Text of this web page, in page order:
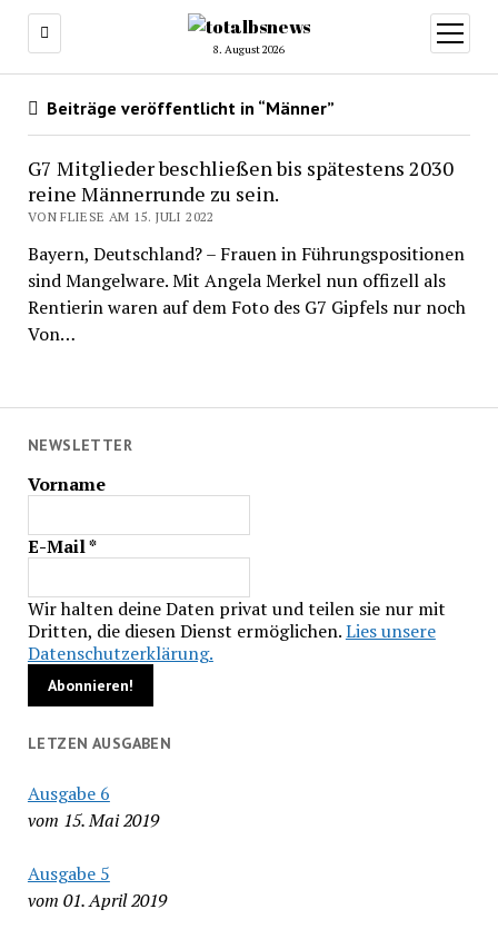
8. August 2026
Menü
öffnen
NEWSLETTER
Vorname
E-Mail*
Wir halten deine Daten privat und teilen sie nur mit
Dritten, die diesen Dienst ermöglichen.Lies unsere
Datenschutzerklärung.
LETZEN AUSGABEN
Ausgabe 6
vom 15. Mai 2019
Ausgabe 5
vom 01. April 2019
Beiträge veröffentlicht in “Männer”
G7 Mitglieder beschließen bis spätestens 2030
reine Männerrunde zu sein.
VON FLIESE AM 15. JULI 2022
Bayern, Deutschland? – Frauen in Führungspositionen
sind Mangelware. Mit Angela Merkel nun offizell als
Rentierin waren auf dem Foto des G7 Gipfels nur noch
Von…